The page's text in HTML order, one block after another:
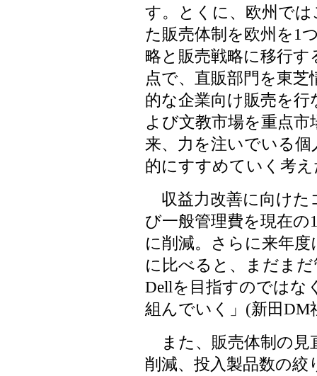
す。とくに、欧州で
た販売体制を欧州を1
略と販売戦略に移行
点で、直販部門を東
的な企業向け販売を
よび文教市場を重点
来、力を注いでいる
的にすすめていく考え
収益力改善に向けた
び一般管理費を現在の
に削減。さらに来年
に比べると、まだま
Dellを目指すのではな
組んでいく」(新田DM
また、販売体制の見
削減、投入製品数の